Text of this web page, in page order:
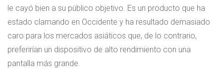
le cayó bien a su público objetivo. Es un producto que ha
estado clamando en Occidente y ha resultado demasiado
caro para los mercados asiáticos que, de lo contrario,
preferirían un dispositivo de alto rendimiento con una
pantalla más grande.